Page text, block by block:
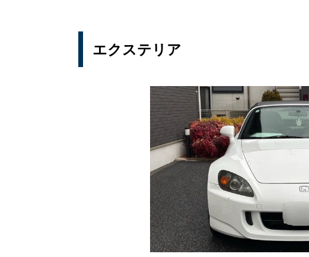
エクステリア